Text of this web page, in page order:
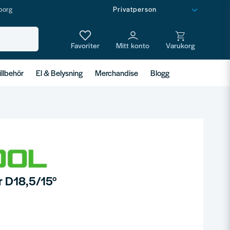
El & Belysning Merchandise Blogg
D18,5/15°